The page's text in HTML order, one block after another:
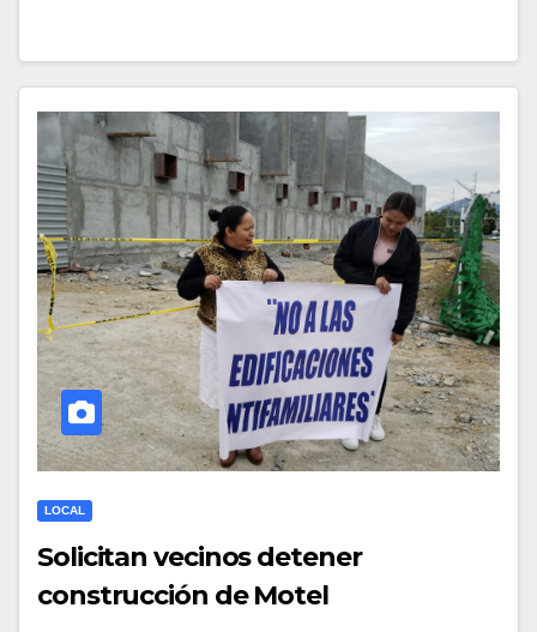
LOCAL
Solicitan vecinos detener
construcción de Motel